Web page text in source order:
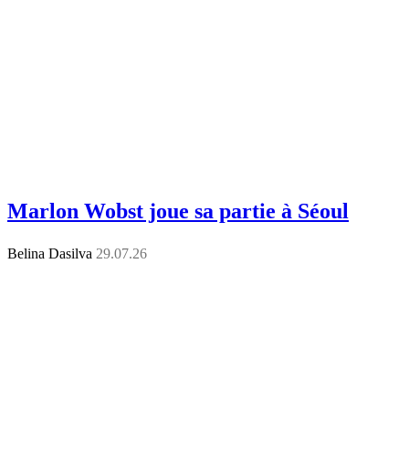
Marlon Wobst joue sa partie à Séoul
Belina Dasilva 29.07.26